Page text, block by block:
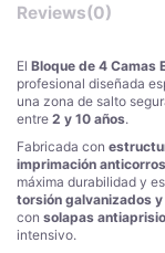
Reviews(0)
El Bloque de 4 Camas
profesional diseñada
una zona de salto
entre 2 y 10 años.
Fabricada con
imprimación
máxima durabilidad y
torsión galvanizados
con solapas
intensivo.